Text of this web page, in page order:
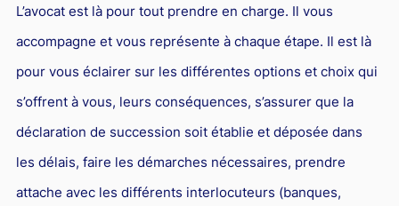
L’avocat est là pour tout prendre en charge. Il vous
accompagne et vous représente à chaque étape. Il est là
pour vous éclairer sur les différentes options et choix qui
s’offrent à vous, leurs conséquences, s’assurer que la
déclaration de succession soit établie et déposée dans
les délais, faire les démarches nécessaires, prendre
attache avec les différents interlocuteurs (banques,